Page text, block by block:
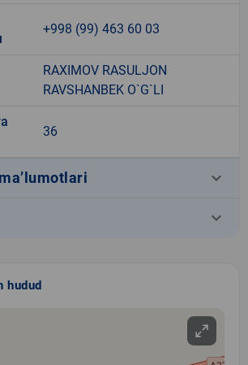
+998 (99) 463 60 03
RAXIMOV RASULJON
RAVSHANBEK O`G`LI
36
keyboard_arrow_down
keyboard_arrow_down
hudud